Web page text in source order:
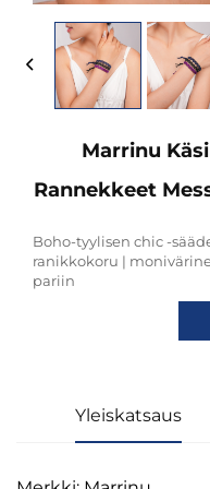
Marrinu
Rannekkeet
Boho-tyylisen chic -
ranikkokoru |
pariin
Yleiskatsaus